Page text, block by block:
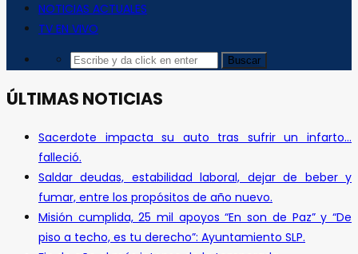
NOTICIAS ACTUALES
TV EN VIVO
ÚLTIMAS NOTICIAS
Sacerdote impacta su auto tras sufrir un infarto…
falleció.
Saldar deudas, estabilidad laboral, dejar de beber y
fumar, entre los propósitos de año nuevo.
Misión cumplida, 25 mil apoyos “En son de Paz” y “De
piso a techo, es tu derecho”: Ayuntamiento SLP.